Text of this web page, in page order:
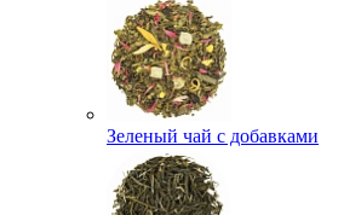
Зеленый чай с добавками